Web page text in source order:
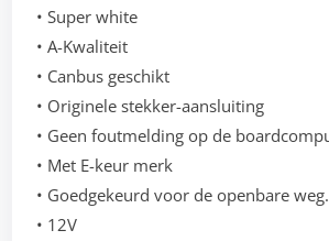
• Super white
• A-Kwaliteit
• Canbus geschikt
• Originele stekker-aansluiting
• Geen foutmelding op de
• Met E-keur merk
• Goedgekeurd voor de openbare weg.
• 12V